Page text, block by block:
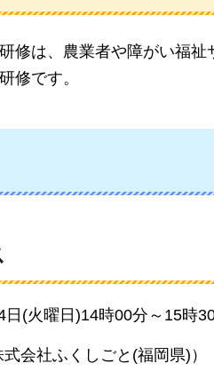
修は、農業者や障がい福
修です。
日(火曜日)14時00分～15時
会社ふくしごと(福岡県)）